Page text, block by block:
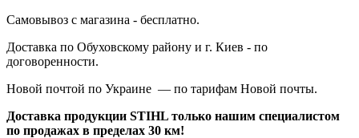
Самовывоз с магазина - бесплатно.
Доставка по Обуховскому району и г. Киев - по
договоренности.
Новой почтой по Украине — по тарифам Новой почты.
Доставка продукции STIHL только нашим специалистом
по продажах в пределах 30 км!